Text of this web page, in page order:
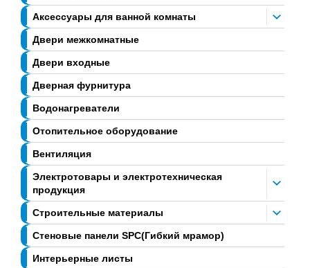
Аксессуары для ванной комнаты
Двери межкомнатные
Двери входные
Дверная фурнитура
Водонагреватели
Отопительное оборудование
Вентиляция
Электротовары и электротехническая
продукция
Строительные материалы
Стеновые панели SPC(Гибкий мрамор)
Интерьерные листы